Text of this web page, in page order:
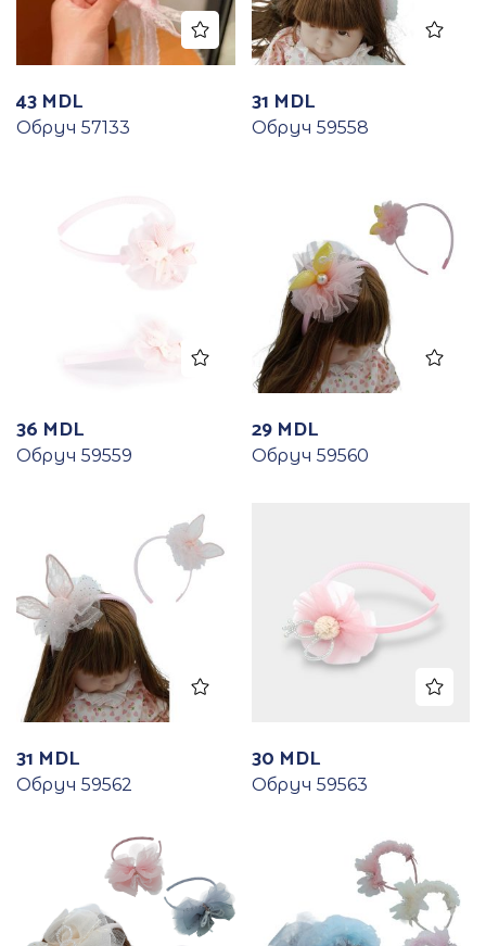
43 MDL
Обруч 57133
31 MDL
Обруч 59558
36 MDL
Обруч 59559
29 MDL
Обруч 59560
31 MDL
Обруч 59562
30 MDL
Обруч 59563